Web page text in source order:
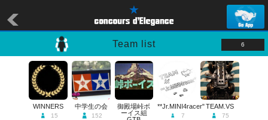
Team list 6
WINNERS
15
中学生の会
152
御殿場峠ボ
ーイス組
**Jr.MINI4racer"
7
TEAM.VS
75